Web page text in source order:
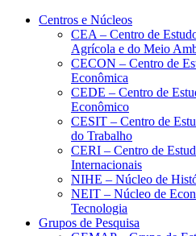
Conteúdo principal Menu principal
Centros e Núcleos
CEA – Centro de
Agrícola e do Meio
CECON – Centro de
Econômica
CEDE – Centro de
Econômico
CESIT – Centro de
do Trabalho
CERI – Centro de
Internacionais
NIHE – Núcleo de
NEIT – Núcleo de
Tecnologia
Grupos de Pesquisa